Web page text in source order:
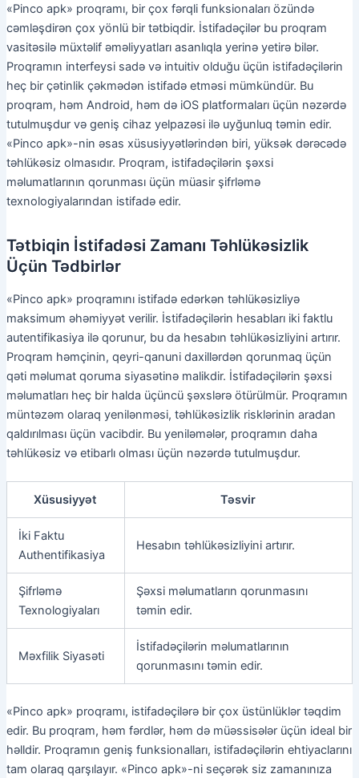
«Pinco apk» proqramı, bir çox fərqli funksionaları özündə
cəmləşdirən çox yönlü bir tətbiqdir. İstifadəçilər bu proqram
vasitəsilə müxtəlif əməliyyatları asanlıqla yerinə yetirə bilər.
Proqramın interfeysi sadə və intuitiv olduğu üçün istifadəçilərin
heç bir çətinlik çəkmədən istifadə etməsi mümkündür. Bu
proqram, həm Android, həm də iOS platformaları üçün nəzərdə
tutulmuşdur və geniş cihaz yelpazəsi ilə uyğunluq təmin edir.
«Pinco apk»-nin əsas xüsusiyyətlərindən biri, yüksək dərəcədə
təhlükəsiz olmasıdır. Proqram, istifadəçilərin şəxsi
məlumatlarının qorunması üçün müasir şifrləmə
texnologiyalarından istifadə edir.
Tətbiqin İstifadəsi Zamanı Təhlükəsizlik
Üçün Tədbirlər
«Pinco apk» proqramını istifadə edərkən təhlükəsizliyə
maksimum əhəmiyyət verilir. İstifadəçilərin hesabları iki faktlu
autentifikasiya ilə qorunur, bu da hesabın təhlükəsizliyini artırır.
Proqram həmçinin, qeyri-qanuni daxillərdən qorunmaq üçün
qəti məlumat qoruma siyasətinə malikdir. İstifadəçilərin şəxsi
məlumatları heç bir halda üçüncü şəxslərə ötürülmür. Proqramın
müntəzəm olaraq yenilənməsi, təhlükəsizlik risklərinin aradan
qaldırılması üçün vacibdir. Bu yeniləmələr, proqramın daha
təhlükəsiz və etibarlı olması üçün nəzərdə tutulmuşdur.
Xüsusiyyət Təsvir
İki Faktu
Authentifikasiya
Hesabın təhlükəsizliyini artırır.
Şifrləmə
Texnologiyaları
Şəxsi məlumatların qorunmasını
təmin edir.
Məxfilik Siyasəti
İstifadəçilərin məlumatlarının
qorunmasını təmin edir.
«Pinco apk» proqramı, istifadəçilərə bir çox üstünlüklər təqdim
edir. Bu proqram, həm fərdlər, həm də müəssisələr üçün ideal bir
həlldir. Proqramın geniş funksionalları, istifadəçilərin ehtiyaclarını
tam olaraq qarşılayır. «Pinco apk»-ni seçərək siz zamanınıza